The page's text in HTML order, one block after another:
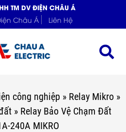
TM DV ĐIỆN CHÂU Á
Châu Á
Liên Hệ
công nghiệp » Relay Mikro »
» Relay Bảo Vệ Chạm Đất
240A MIKRO